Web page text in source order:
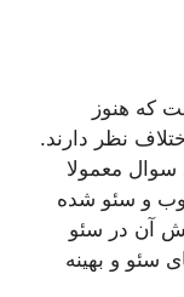
که هنوز
نظر دارند.
معمولا
وب و سئو شده
آن در سئو
سئو و بهینه